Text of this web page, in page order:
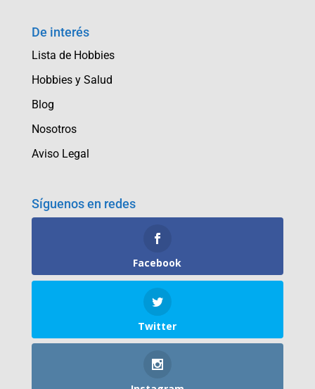
De interés
Lista de Hobbies
Hobbies y Salud
Blog
Nosotros
Aviso Legal
Síguenos en redes
Facebook
Twitter